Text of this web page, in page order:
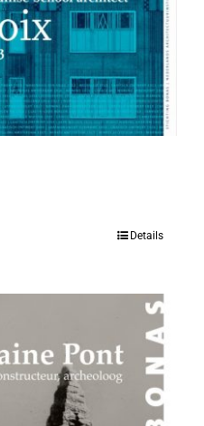
Details